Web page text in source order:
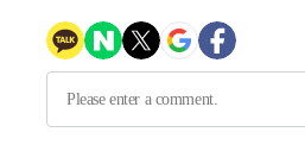
례 큰 폭발음
-12374초 전 >[속보]美, 폴리실리콘
발효
-10525초 전 >[속보]트럼프, 美 원정
-8225초 전 >[속보] 뉴욕증시, 일제